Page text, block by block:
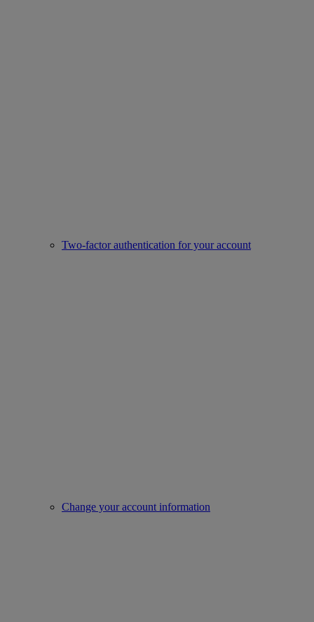
Two-factor authentication for your account
Change your account information